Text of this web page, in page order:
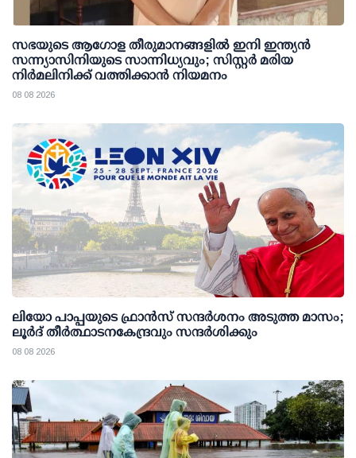
സഭയുടെ ആഗോള തീരുമാനങ്ങളിൽ ഇനി ഇന്ത്യൻ
സന്ന്യാസിനിയുടെ സാന്നിധ്യവും; സിസ്റ്റർ മരിയ
നിർമലിനിക്ക് വത്തിക്കാൻ നിയമനം
08 08 2026
ലിയോ പാപ്പയുടെ ഫ്രാൻസ് സന്ദർശനം അടുത്ത മാസം;
ലൂർദ് തീർത്ഥാടനകേന്ദ്രവും സന്ദർശിക്കും
08 08 2026